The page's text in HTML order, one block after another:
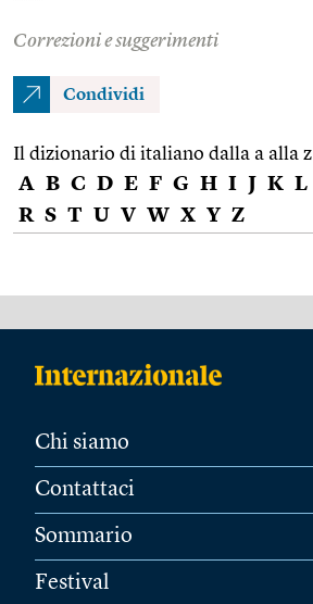
Correzioni e suggerimenti
Condividi
Il dizionario di italiano dalla a alla z
A B C D E F G H I J K L
R S T U V W X Y Z
Chi siamo
Contattaci
Sommario
Festival